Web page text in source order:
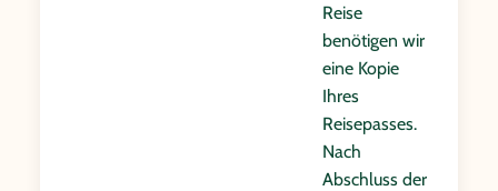
Reise
benötigen wir
eine Kopie
Ihres
Reisepasses.
Nach
Abschluss der